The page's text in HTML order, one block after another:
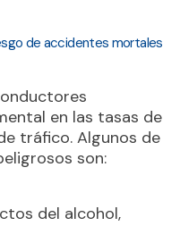
de accidentes mortales
en las tasas de
tráfico. Algunos de
son:
del alcohol,